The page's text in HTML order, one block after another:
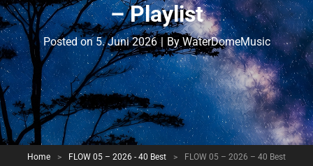
– Playlist
Posted on5. Juni 2026 | ByByline
WaterDomeMusic
Home > FLOW 05 – 2026 - 40 Best >
FLOW 05 – 2026 – 40 Best